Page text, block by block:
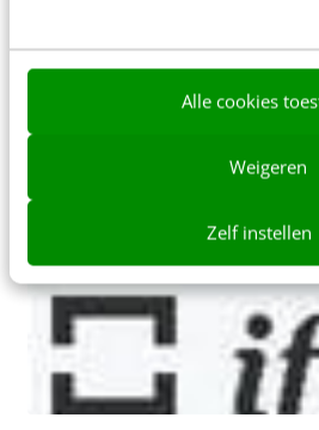
Alle cookies
Weigeren
Zelf instellen
keer met klanten en mensen
14 jaar geleden